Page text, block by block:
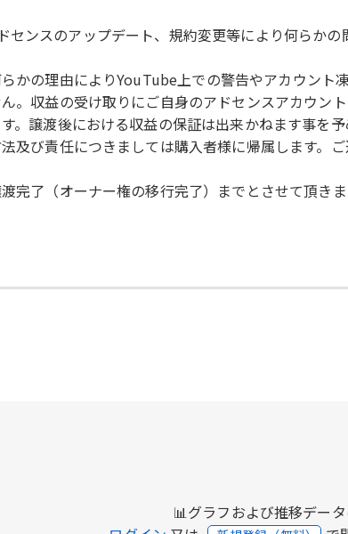
ンスのアップデート、規約変更等により何らか
かの理由によりYouTube上での警告やアカウント
。収益の受け取りにご自身のアドセンスアカウント
。譲渡後における収益の保証は出来かねます事を予
及び責任につきましては購入者様に帰属します。
完了（オーナー権の移行完了）までとさせて頂き
📊グラフおよび推移デー